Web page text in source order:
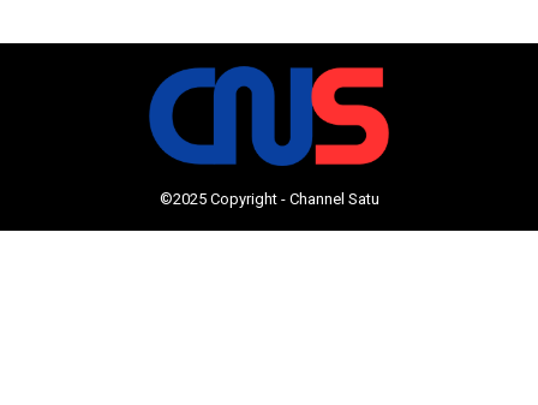
©2025 Copyright - Channel Satu